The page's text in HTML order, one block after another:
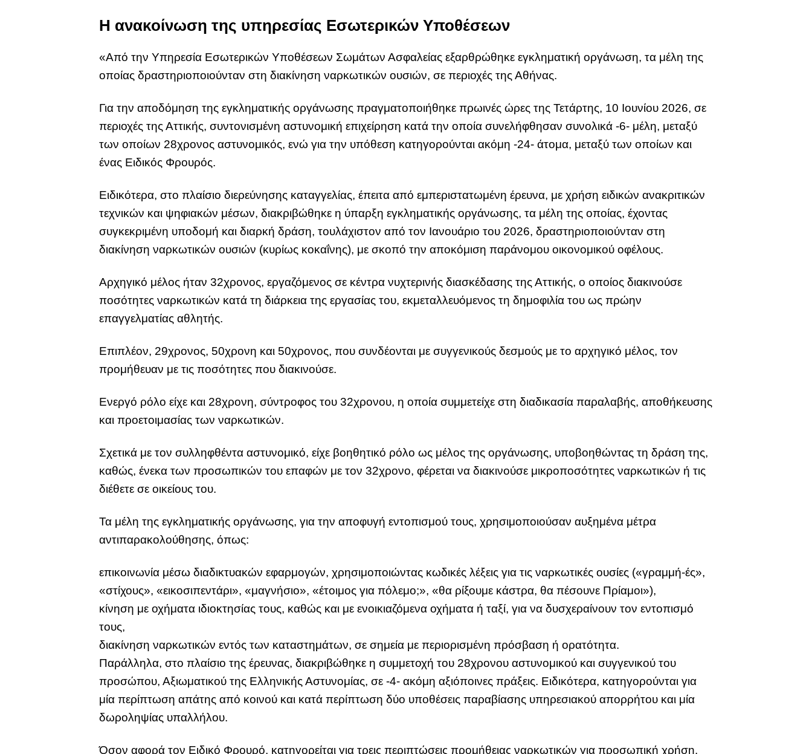
Η ανακοίνωση της υπηρεσίας Εσωτερικών Υποθέσεων
«Από την Υπηρεσία Εσωτερικών Υποθέσεων Σωμάτων Ασφαλείας εξαρθρώθηκε εγκληματική οργάνωση, τα μέλη της
οποίας δραστηριοποιούνταν στη διακίνηση ναρκωτικών ουσιών, σε περιοχές της Αθήνας.
Για την αποδόμηση της εγκληματικής οργάνωσης πραγματοποιήθηκε πρωινές ώρες της Τετάρτης, 10 Ιουνίου 2026, σε
περιοχές της Αττικής, συντονισμένη αστυνομική επιχείρηση κατά την οποία συνελήφθησαν συνολικά -6- μέλη, μεταξύ
των οποίων 28χρονος αστυνομικός, ενώ για την υπόθεση κατηγορούνται ακόμη -24- άτομα, μεταξύ των οποίων και
ένας Ειδικός Φρουρός.
Ειδικότερα, στο πλαίσιο διερεύνησης καταγγελίας, έπειτα από εμπεριστατωμένη έρευνα, με χρήση ειδικών ανακριτικών
τεχνικών και ψηφιακών μέσων, διακριβώθηκε η ύπαρξη εγκληματικής οργάνωσης, τα μέλη της οποίας, έχοντας
συγκεκριμένη υποδομή και διαρκή δράση, τουλάχιστον από τον Ιανουάριο του 2026, δραστηριοποιούνταν στη
διακίνηση ναρκωτικών ουσιών (κυρίως κοκαΐνης), με σκοπό την αποκόμιση παράνομου οικονομικού οφέλους.
Αρχηγικό μέλος ήταν 32χρονος, εργαζόμενος σε κέντρα νυχτερινής διασκέδασης της Αττικής, ο οποίος διακινούσε
ποσότητες ναρκωτικών κατά τη διάρκεια της εργασίας του, εκμεταλλευόμενος τη δημοφιλία του ως πρώην
επαγγελματίας αθλητής.
Επιπλέον, 29χρονος, 50χρονη και 50χρονος, που συνδέονται με συγγενικούς δεσμούς με το αρχηγικό μέλος, τον
προμήθευαν με τις ποσότητες που διακινούσε.
Ενεργό ρόλο είχε και 28χρονη, σύντροφος του 32χρονου, η οποία συμμετείχε στη διαδικασία παραλαβής, αποθήκευσης
και προετοιμασίας των ναρκωτικών.
Σχετικά με τον συλληφθέντα αστυνομικό, είχε βοηθητικό ρόλο ως μέλος της οργάνωσης, υποβοηθώντας τη δράση της,
καθώς, ένεκα των προσωπικών του επαφών με τον 32χρονο, φέρεται να διακινούσε μικροποσότητες ναρκωτικών ή τις
διέθετε σε οικείους του.
Τα μέλη της εγκληματικής οργάνωσης, για την αποφυγή εντοπισμού τους, χρησιμοποιούσαν αυξημένα μέτρα
αντιπαρακολούθησης, όπως:
επικοινωνία μέσω διαδικτυακών εφαρμογών, χρησιμοποιώντας κωδικές λέξεις για τις ναρκωτικές ουσίες («γραμμή-ές»,
«στίχους», «εικοσιπεντάρι», «μαγνήσιο», «έτοιμος για πόλεμο;», «θα ρίξουμε κάστρα, θα πέσουνε Πρίαμοι»),
κίνηση με οχήματα ιδιοκτησίας τους, καθώς και με ενοικιαζόμενα οχήματα ή ταξί, για να δυσχεραίνουν τον εντοπισμό
τους,
διακίνηση ναρκωτικών εντός των καταστημάτων, σε σημεία με περιορισμένη πρόσβαση ή ορατότητα.
Παράλληλα, στο πλαίσιο της έρευνας, διακριβώθηκε η συμμετοχή του 28χρονου αστυνομικού και συγγενικού του
προσώπου, Αξιωματικού της Ελληνικής Αστυνομίας, σε -4- ακόμη αξιόποινες πράξεις. Ειδικότερα, κατηγορούνται για
μία περίπτωση απάτης από κοινού και κατά περίπτωση δύο υποθέσεις παραβίασης υπηρεσιακού απορρήτου και μία
δωροληψίας υπαλλήλου.
Όσον αφορά τον Ειδικό Φρουρό, κατηγορείται για τρεις περιπτώσεις προμήθειας ναρκωτικών για προσωπική χρήση.